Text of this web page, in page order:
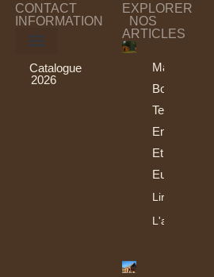
CONTACT
INFORMATION
Catalogue
2026
EXPLORER
NOS
ARTICLES
Maisons
Bois :
Tendances
En France
Et En
Europe
Lire
L'article